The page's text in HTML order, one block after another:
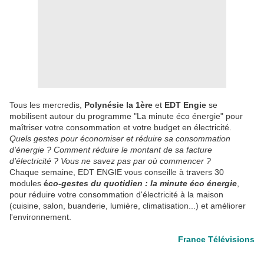
Tous les mercredis, Polynésie la 1ère et EDT Engie se
mobilisent autour du programme "La minute éco énergie" pour
maîtriser votre consommation et votre budget en électricité.
Quels gestes pour économiser et réduire sa consommation
d'énergie ? Comment réduire le montant de sa facture
d'électricité ? Vous ne savez pas par où commencer ?
Chaque semaine, EDT ENGIE vous conseille à travers 30
modules éco-gestes du quotidien : la minute éco énergie
pour réduire votre consommation d'électricité à la maison
(cuisine, salon, buanderie, lumière, climatisation...) et améliorer
l'environnement.
France Télévisions